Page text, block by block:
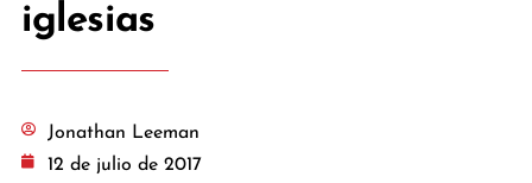
iglesias
Jonathan Leeman
12 de julio de 2017